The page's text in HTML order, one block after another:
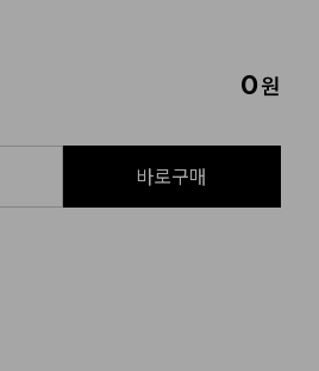
0원
바로구매